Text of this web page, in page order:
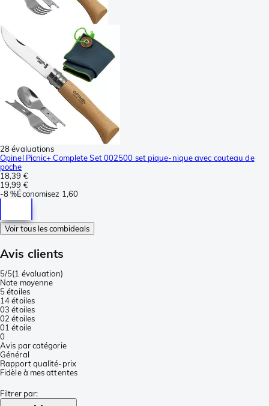
28 évaluations
Opinel Picnic+ Complete Set 002500 set pique-nique avec couteau de
poche
18,39 €
19,99 €
-8 %Économisez 1,60
Voir tous les combideals
Avis clients
5/5(1 évaluation)
Note moyenne
5 étoiles
14 étoiles
03 étoiles
02 étoiles
01 étoile
0
Avis par catégorie
Général
Rapport qualité-prix
Fidèle à mes attentes
Filtrer par: